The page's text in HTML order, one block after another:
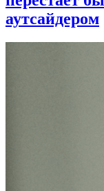
аутсайдером